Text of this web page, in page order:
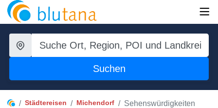
Suchen
Städtereisen Michendorf Sehenswürdigkeiten